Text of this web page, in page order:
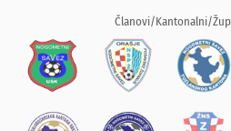
Članovi/Kantonalni/